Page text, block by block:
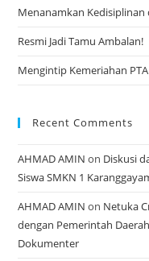
Menanamkan Kedisiplinan
Resmi Jadi Tamu Ambalan!
Mengintip Kemeriahan
Recent Comments
AHMAD AMIN on Diskusi
Siswa SMKN 1
AHMAD AMIN on Netuka
dengan Pemerintah
Dokumenter